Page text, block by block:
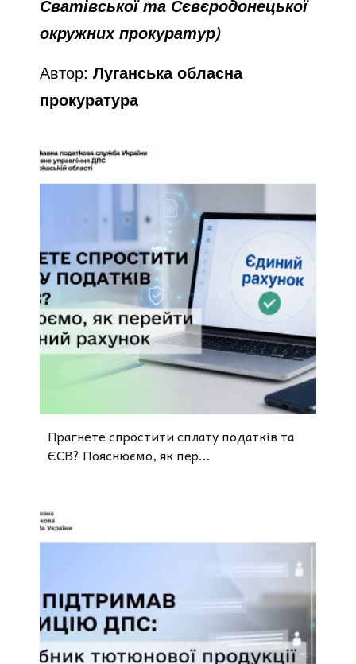
Сватівської та Сєвєродонецької
окружних прокуратур)
Автор:Луганська обласна
прокуратура
Прагнете спростити сплату податків та
ЄСВ? Пояснюємо, як пер...